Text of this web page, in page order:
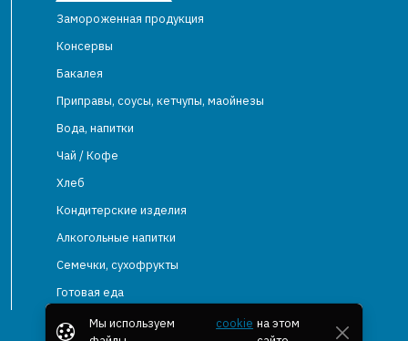
Мы используем
cookie на этом
Замороженная продукция
Консервы
Бакалея
Приправы, соусы, кетчупы, маойнезы
Вода, напитки
Чай / Кофе
Хлеб
Кондитерские изделия
Алкогольные напитки
Семечки, сухофрукты
Готовая еда